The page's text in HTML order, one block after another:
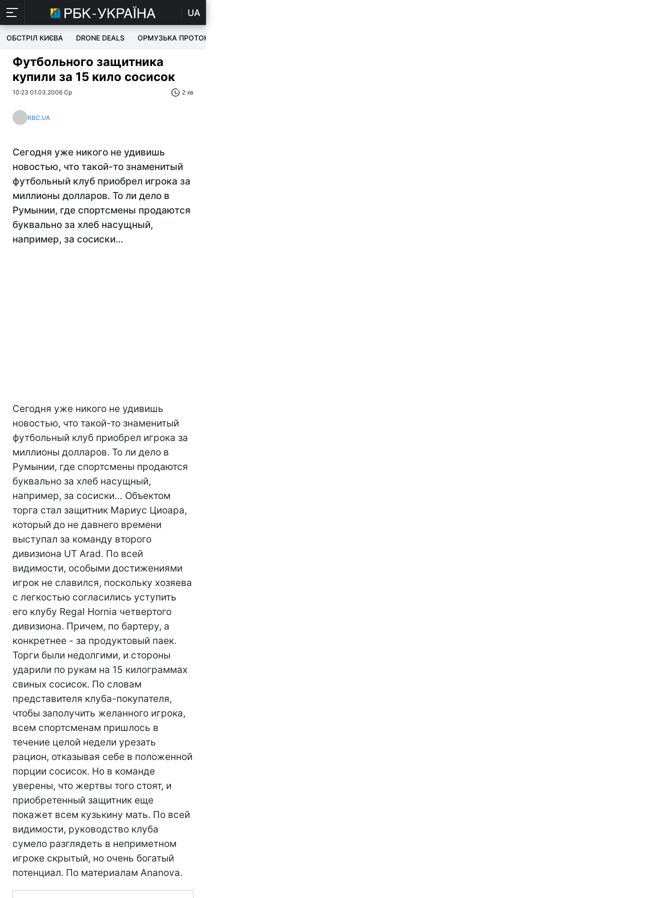
UA
ОБСТРІЛ КИЄВА DRONE DEALS ОРМУЗЬКА ПРОТОКА
Футбольного защитника
купили за 15 кило сосисок
10:23 01.03.2006 Ср 2 хв
RBC.UA
Сегодня уже никого не удивишь
новостью, что такой-то знаменитый
футбольный клуб приобрел игрока за
миллионы долларов. То ли дело в
Румынии, где спортсмены продаются
буквально за хлеб насущный,
например, за сосиски…
Сегодня уже никого не удивишь
новостью, что такой-то знаменитый
футбольный клуб приобрел игрока за
миллионы долларов. То ли дело в
Румынии, где спортсмены продаются
буквально за хлеб насущный,
например, за сосиски… Объектом
торга стал защитник Мариус Циоара,
который до не давнего времени
выступал за команду второго
дивизиона UT Arad. По всей
видимости, особыми достижениями
игрок не славился, поскольку хозяева
с легкостью согласились уступить
его клубу Regal Hornia четвертого
дивизиона. Причем, по бартеру, а
конкретнее - за продуктовый паек.
Торги были недолгими, и стороны
ударили по рукам на 15 килограммах
свиных сосисок. По словам
представителя клуба-покупателя,
чтобы заполучить желанного игрока,
всем спортсменам пришлось в
течение целой недели урезать
рацион, отказывая себе в положенной
порции сосисок. Но в команде
уверены, что жертвы того стоят, и
приобретенный защитник еще
покажет всем кузькину мать. По всей
видимости, руководство клуба
сумело разглядеть в неприметном
игроке скрытый, но очень богатый
потенциал. По материалам Ananova.